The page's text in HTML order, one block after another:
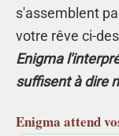
s'assemblent
votre rêve ci-
Enigma
suffisent à dire
Enigma attend